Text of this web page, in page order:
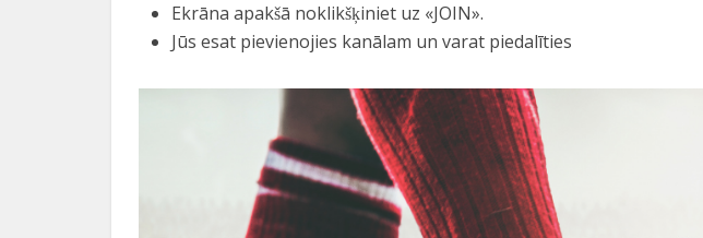
Ekrāna apakšā noklikšķiniet uz «JOIN».
Jūs esat pievienojies kanālam un varat piedalīties